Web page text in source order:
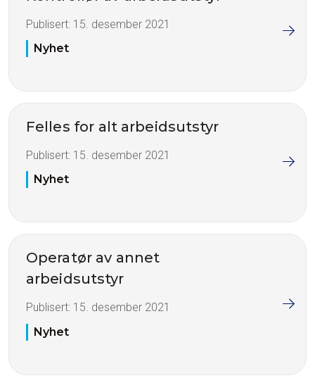
Publisert: 15. desember 2021
Nyhet
Felles for alt arbeidsutstyr
Publisert: 15. desember 2021
Nyhet
Operatør av annet
arbeidsutstyr
Publisert: 15. desember 2021
Nyhet